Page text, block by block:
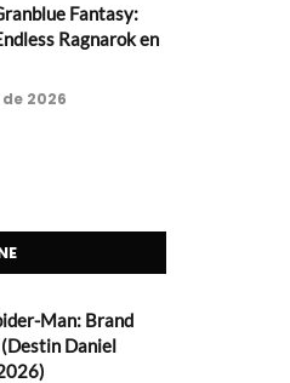
Fantasy:
Ragnarok en
2026
Man: Brand
Daniel